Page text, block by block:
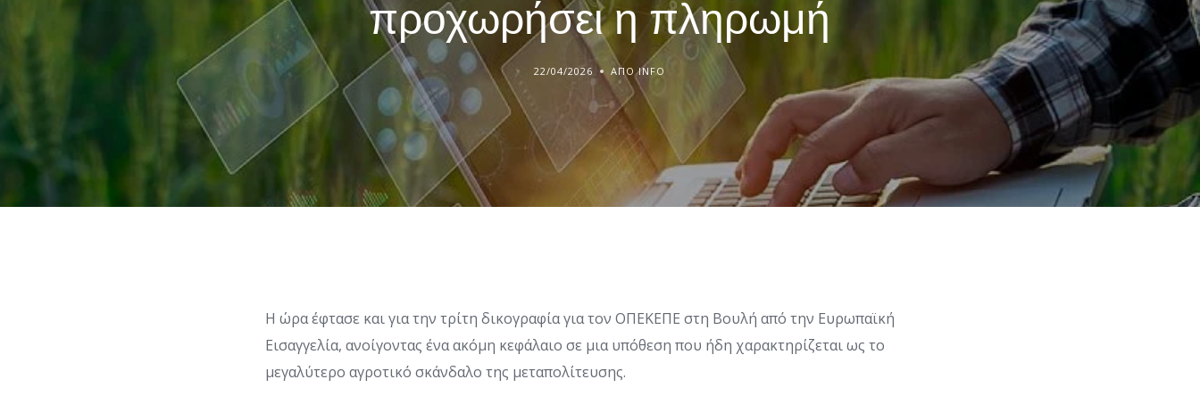
προχωρήσει η πληρωμή
22/04/2026 ΑΠΌ INFO
Η ώρα έφτασε και για την τρίτη δικογραφία για τον ΟΠΕΚΕΠΕ στη Βουλή από την Ευρωπαϊκή
Εισαγγελία, ανοίγοντας ένα ακόμη κεφάλαιο σε μια υπόθεση που ήδη χαρακτηρίζεται ως το
μεγαλύτερο αγροτικό σκάνδαλο της μεταπολίτευσης.